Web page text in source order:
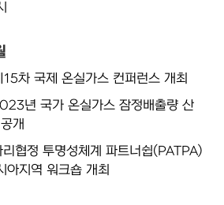
15차 국제 온실가스 컨퍼런스 개최
년 국가 온실가스 잠정배출량 산
개
리협정 투명성체계 파트너쉽(PATPA)
아지역 워크숍 개최